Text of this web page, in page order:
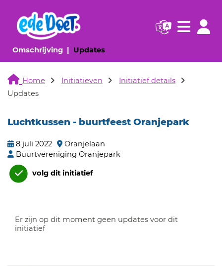
Omschrijving(huidige pagina)
Updates(huidige pagina)
Navigatie
Home Initiatieven
Initiatief details
Updates
Luchtkussen - buurtfeest Oranjepark
8 juli 2022
Oranjelaan
Buurtvereniging Oranjepark
volg dit initiatief
Er zijn op dit moment geen updates voor dit
initiatief